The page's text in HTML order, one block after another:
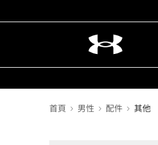
首頁 男性 配件 其他